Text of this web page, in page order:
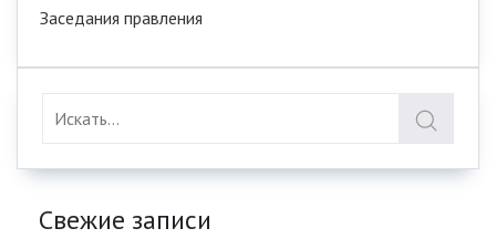
Заседания правления
Свежие записи